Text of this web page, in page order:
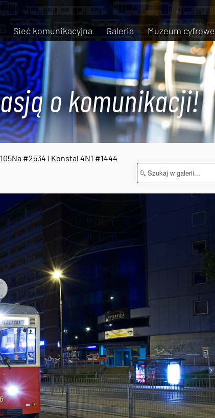
Sieć komunikacyjna Galeria Muzeum cyfrowe
o komunikacji!
#2534 i Konstal 4N1 #1444